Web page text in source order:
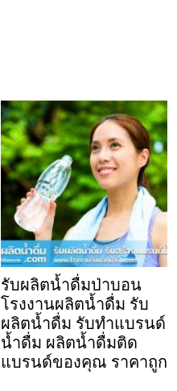
รับผลิตน้ำดื่มป่าบอน
โรงงานผลิตน้ำดื่ม รับ
ผลิตน้ำดื่ม รับทำแบรนด์
น้ำดื่ม ผลิตน้ำดื่มติด
แบรนด์ของคุณ ราคาถูก